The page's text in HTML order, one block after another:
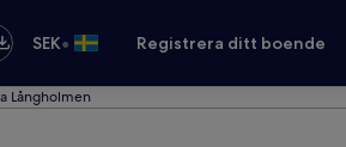
SEK• Registrera ditt boende
Långholmen